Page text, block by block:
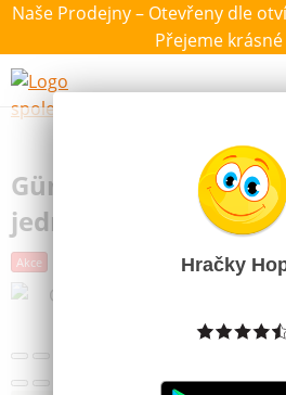
Naše Prodejny – Otevřeny dle
Přejeme
Výběr hraček
Günther Létající
jednošňůrový
Akce Hračky